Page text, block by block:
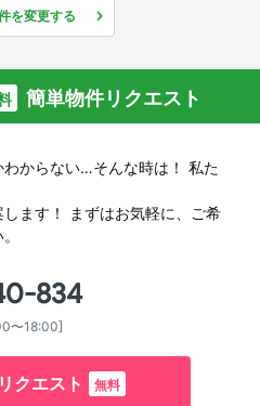
を変更する
簡単物件リクエスト
からない…そんな時は！ 私た
ます！
まずはお気軽に、ご希
834
〜18:00]
クエスト 無料